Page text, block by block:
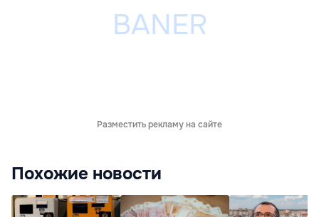
Разместить рекламу на сайте
Похожие новости